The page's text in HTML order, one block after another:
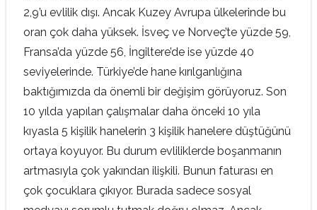
2,9’u evlilik dışı. Ancak Kuzey Avrupa ülkelerinde bu
oran çok daha yüksek. İsveç ve Norveç’te yüzde 59,
Fransa’da yüzde 56, İngiltere’de ise yüzde 40
seviyelerinde. Türkiye’de hane kırılganlığına
baktığımızda da önemli bir değişim görüyoruz. Son
10 yılda yapılan çalışmalar daha önceki 10 yıla
kıyasla 5 kişilik hanelerin 3 kişilik hanelere düştüğünü
ortaya koyuyor. Bu durum evliliklerde boşanmanın
artmasıyla çok yakından ilişkili. Bunun faturası en
çok çocuklara çıkıyor. Burada sadece sosyal